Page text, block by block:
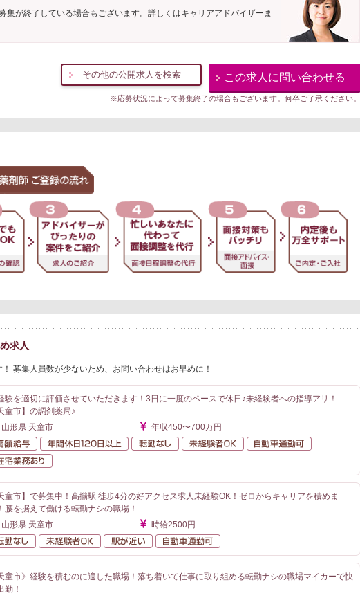
集が終了している場合もございます。詳しくはキャリアアドバイザーま
その他の公開求人を検索 この求人に問い合わせる
※応募状況によって募集終了の場合もございます。何卒ご了承ください。
求人
募集人員数が少ないため、お問い合わせはお早めに！
験を適切に評価させていただきます！3日に一度のペースで休日♪未経験者への指導アリ！
童市】の調剤薬局♪
山形県 天童市
年収450〜700万円
高額給与
年間休日120日以上
転勤なし 未経験者OK
童市】で募集中！高擶駅 徒歩4分の好アクセス求人未経験OK！ゼロからキャリアを積めま
腰を据えて働ける転勤ナシの職場！
山形県 天童市
時給2500円
転勤なし
未経験者OK 駅が近い
童市》経験を積むのに適した職場！落ち着いて仕事に取り組める転勤ナシの職場マイカーで快
勤！